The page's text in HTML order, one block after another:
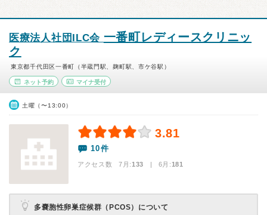
医療法人社団ILC会 一番町レディースクリニッ
ク
東京都千代田区一番町（半蔵門駅、麹町駅、市ケ谷駅）
ネット予約 マイナ受付
土曜（〜13:00）
3.81
10件
アクセス数 7月:133 | 6月:181
多嚢胞性卵巣症候群（PCOS）について